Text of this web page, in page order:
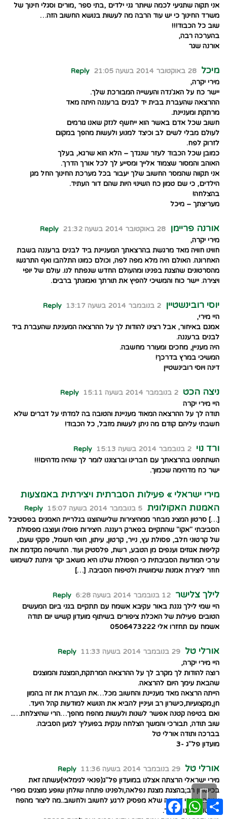
אני תקוה שתגיעי לכמה שיותר גני ילדים ,בתי ספר ,מורים וסגלי חינוך של
משרד החינוך כי יש עוד הרבה מה לעשות בנושא החשוב הזה…
שוב כל הכבוד!!!
בהערכה רבה,
אורנה שגר
מיכל 28 באוקטובר 2014 בשעה 21:05
Reply
מירי יקרה,
יישר כח על האג'נדה והעשייה המבורכת שלך.
ההרצאה שהעברת בבית יד לבנים ברעננה היתה מאד
מרתקת ומעניינת.
חשוב שכל אדם באשר הוא ייחשף לנזק שאנו גורמים
לעולם מבלי לשים לב וכיצד למנוע ולעשות מהפך במקום
לזרוק לפח.
כמובן שכל הכבוד לעזר שנגדך – הלא הוא שרגא, בעלך
האוהב והמסור שצמוד אלייך ומסייע לך לכל אורך הדרך.
אני תקווה שהמסר החשוב שלך יעבור בכל מערכת החינוך החל מגן
הילדים, כי שם טמון כח השינוי היות שהם דור העתיד.
בהצלחה!
מעריצתך – מיכל
אורנה פריימן 28 באוקטובר 2014 בשעה 21:32
Reply
מירי יקרה,
חווינו חוויה מאד מרגשת בהרצאתך המעניינת ביד לבנים ברעננה בשבת
האחרונה. האולם היה מלא מפה לפה, וכולם כמונו התלהבו ואף התרגשו
מהסרטונים שהצגת בפנינו ומהעולם החדש שנפתח לנו. עולם של יופי
ויצירה. יישר כוח והמשיכי להפיץ את תורתך ואמונתך ברבים.
יוסי רובינשטיין 2 בנובמבר 2014 בשעה 13:17
Reply
היי מירי,
אמנם באיחור, אבל רצינו להודות לך על ההרצאה המענינת שהעברת ביד
לבנים ברעננה.
היה מעניין, מחכים ומעורר מחשבה.
המשיכי במרץ בדרכך!
דינה ויוסי רובינשטיין
ניצה הכט 2 בנובמבר 2014 בשעה 15:11
Reply
היי מירי יקרה
תודה לך על ההרצאה המאוד מעניינת והטובה בה למדתי על דברים שלא
חשבתי עליהם קודם מה ניתן לעשות מזבל, כל הכבוד!
ורד נוי 2 בנובמבר 2014 בשעה 15:13
Reply
השתתפנו בהרצאתך עם חברינו וברצוננו לומר לך שהיה מדהים!!!
ישר כח מדהימה שכמוך.
מירי ישראלי » פעילות הסברתית ויצירתית באמצעות
האמנות האקולוגית
5 בנובמבר 2014 בשעה 15:07
Reply
[…] סרטון המציג מבחר ממהיצירות שלישהוצגו בגלריית האמנים בפסטיבל
הסביבתי "אקו" שהתקיים בפארק רעננה. היצירות פוסלו ועוצבו מפסולת
של קרטוני חלב, פסולת עץ, נייר, קרטון, עיתון, חוטי חשמל, פקקי שעם,
קליפות אגוזים וענפים מן הטבע, רשת, פלסטיק ועוד. החשיפה מקדמת את
ערכי המודעות הסביבתית כי הפסולת שלנו היא משאב יקר וניתנת לשימוש
חוזר ליצירת אמנות שימושית ולטיפוח הסביבה. […]
לילך צלישר 12 בנובמבר 2014 בשעה 6:28
Reply
היי שמי לילך גננת באור עקיבא אשמח עם תתקיים בגני ביום המעשים
הטובים פעילות של האכלת ציפורים בשיתוף מועדון קשיש יום תודה
אשמח עם תחזרו אלי 0506473222
אורלי טל 29 בנובמבר 2014 בשעה 11:33
Reply
היי מירי יקרה,
רוצה להודות לך מקרב לך על ההרצאה המרתקת,המצגת והמוצגים
שהבאת עימך היום להרצאה.
הייתה הרצאה מאד מעניינת והחשוב מכל…את העברת את זה בהמון
חן,מקצועיות,כישרון רב ועיניין להביא את הנושא למודעות קהל היעד.
ואם בטיפה קטנה אפשר לשנות ולעשות מהפח מהפך…הרי שהיצלחת…..
שוב תודה, תבורכי והמשך הצלחה ענקית בפועליך למען הסביבה.
בברכה ותודה אורלי טל
מועדון פל"ג -3
אורלי טל 29 בנובמבר 2014 בשעה 11:36
Reply
מירי ישראלי הרצתה אצלנו במועדון פל"ג(פנאי לגימלאי)עשתה זאת
בכישרון רב;בהצגת מצגת נפלאה,ולפנינו פתחה שולחן שופע מוצגים מפרי
עמלה ומפרי דמיונה שלא מפסיק לרגע לחשוב ולחשוב..מה ליצור מהפח
ולעשות ממנו מהפך.
Facebook
WhatsAppShareגלילה
לראש